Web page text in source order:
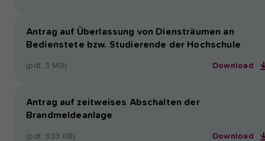
Antrag auf Überlassung von Diensträumen an
Bedienstete bzw. Studierende der Hochschule
(pdf, 3 MB) Download
Antrag auf zeitweises Abschalten der
Brandmeldeanlage
(pdf, 933 KB) Download